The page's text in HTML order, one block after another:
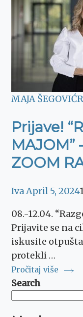
MAJA ŠEGOVIĆ
Prijave!
MAJOM”
ZOOM
IvaApril 5, 2024
08.-12.04.
Prijavite se na
iskusite
protekli …
Pročitaj više
Search